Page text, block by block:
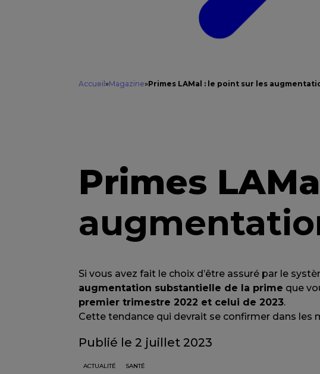
Accueil »Magazine»Primes LAMal : le point sur les
Primes
Si vous avez fait le choix d’être assuré par le
augmentation substantielle de la prime que
premier trimestre 2022 et celui de 2023.
Cette tendance qui devrait se confirmer dans les
Publié le 2 juillet 2023
ACTUALITÉ SANTÉ